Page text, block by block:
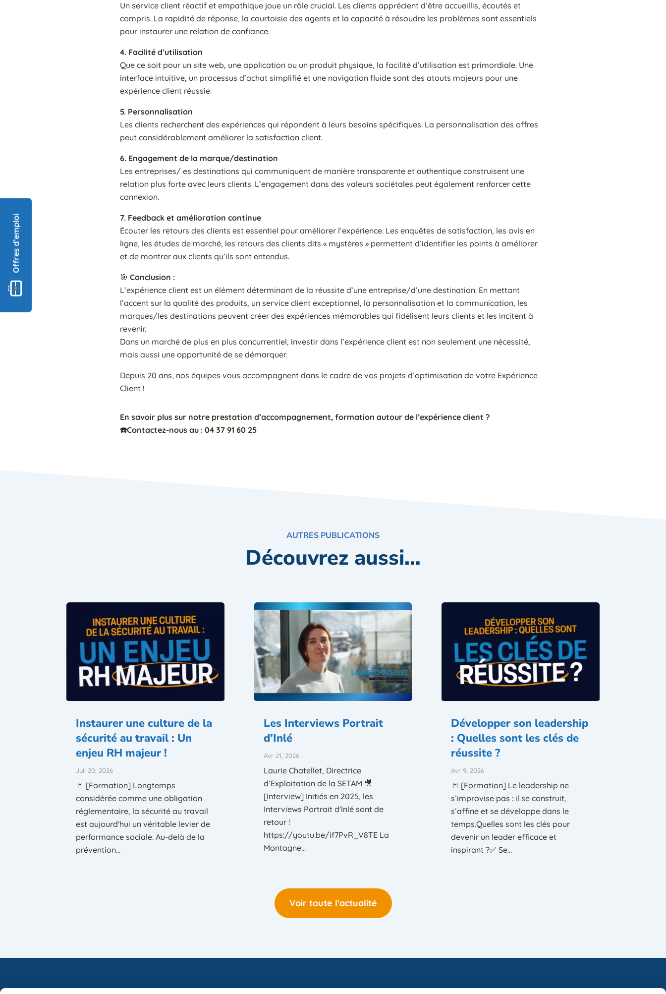
Un service client réactif et empathique joue un rôle crucial. Les clients apprécient d’être accueillis, écoutés et
compris. La rapidité de réponse, la courtoisie des agents et la capacité à résoudre les problèmes sont essentiels
pour instaurer une relation de confiance.
4. Facilité d’utilisation
Que ce soit pour un site web, une application ou un produit physique, la facilité d’utilisation est primordiale. Une
interface intuitive, un processus d’achat simplifié et une navigation fluide sont des atouts majeurs pour une
expérience client réussie.
5. Personnalisation
Les clients recherchent des expériences qui répondent à leurs besoins spécifiques. La personnalisation des offres
peut considérablement améliorer la satisfaction client.
6. Engagement de la marque/destination
Les entreprises/ es destinations qui communiquent de manière transparente et authentique construisent une
relation plus forte avec leurs clients. L’engagement dans des valeurs sociétales peut également renforcer cette
connexion.
7. Feedback et amélioration continue
Écouter les retours des clients est essentiel pour améliorer l’expérience. Les enquêtes de satisfaction, les avis en
ligne, les études de marché, les retours des clients dits « mystères » permettent d’identifier les points à améliorer
et de montrer aux clients qu’ils sont entendus.
🎯 Conclusion :
L’expérience client est un élément déterminant de la réussite d’une entreprise/d’une destination. En mettant
l’accent sur la qualité des produits, un service client exceptionnel, la personnalisation et la communication, les
marques/les destinations peuvent créer des expériences mémorables qui fidélisent leurs clients et les incitent à
revenir.
Dans un marché de plus en plus concurrentiel, investir dans l’expérience client est non seulement une nécessité,
mais aussi une opportunité de se démarquer.
Depuis 20 ans, nos équipes vous accompagnent dans le cadre de vos projets d’optimisation de votre Expérience
Client !
En savoir plus sur notre prestation d’accompagnement, formation autour de l’expérience client ?
☎️Contactez-nous au : 04 37 91 60 25
AUTRES PUBLICATIONS
Découvrez aussi…
Instaurer une culture de la
sécurité au travail : Un
enjeu RH majeur !
Juil 20, 2026
📒 [Formation] Longtemps
considérée comme une obligation
réglementaire, la sécurité au travail
est aujourd'hui un véritable levier de
performance sociale. Au-delà de la
prévention...
Les Interviews Portrait
d’Inlé
Avr 21, 2026
Laurie Chatellet, Directrice
d’Exploitation de la SETAM 🎥
[Interview] Initiés en 2025, les
Interviews Portrait d'Inlé sont de
retour !
https://youtu.be/if7PvR_V8TE La
Montagne...
Développer son leadership
: Quelles sont les clés de
réussite ?
Avr 9, 2026
📒 [Formation] Le leadership ne
s’improvise pas : il se construit,
s’affine et se développe dans le
temps.Quelles sont les clés pour
devenir un leader efficace et
inspirant ?✅ Se...
Voir toute l'actualité
Offres d’emploi